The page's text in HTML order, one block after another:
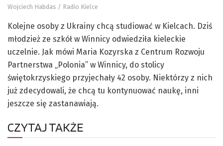
Wojciech Habdas / Radio Kielce
Kolejne osoby z Ukrainy chcą studiować w Kielcach. Dziś
młodzież ze szkół w Winnicy odwiedziła kieleckie
uczelnie. Jak mówi Maria Kozyrska z Centrum Rozwoju
Partnerstwa „Polonia” w Winnicy, do stolicy
świętokrzyskiego przyjechały 42 osoby. Niektórzy z nich
już zdecydowali, że chcą tu kontynuować naukę, inni
jeszcze się zastanawiają.
CZYTAJ TAKŻE